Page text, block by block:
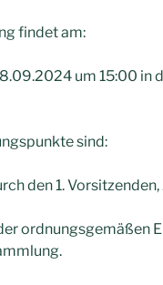
findet am:
um 15:00 in
sind:
den 1.
ordnungsgemäßen